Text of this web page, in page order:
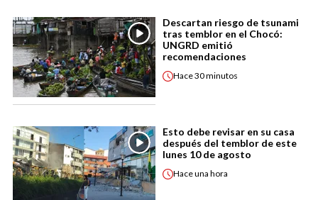
Descartan riesgo de tsunami
tras temblor en el Chocó:
UNGRD emitió
recomendaciones
Hace30 minutos
Esto debe revisar en su casa
después del temblor de este
lunes 10 de agosto
Haceuna hora